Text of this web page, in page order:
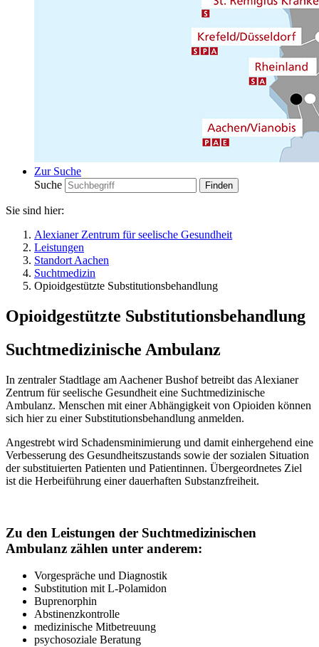
Zur Suche
Suche
Sie sind hier:
Alexianer Zentrum für seelische Gesundheit
Leistungen
Standort Aachen
Suchtmedizin
Opioidgestützte Substitutionsbehandlung
Opioidgestützte Substitutionsbehandlung
Suchtmedizinische Ambulanz
In zentraler Stadtlage am Aachener Bushof betreibt das Alexianer
Zentrum für seelische Gesundheit eine Suchtmedizinische
Ambulanz. Menschen mit einer Abhängigkeit von Opioiden können
sich hier zu einer Substitutionsbehandlung anmelden.
Angestrebt wird Schadensminimierung und damit einhergehend eine
Verbesserung des Gesundheitszustands sowie der sozialen Situation
der substituierten Patienten und Patientinnen. Übergeordnetes Ziel
ist die Herbeiführung einer dauerhaften Substanzfreiheit.
Zu den Leistungen der Suchtmedizinischen
Ambulanz zählen unter anderem:
Vorgespräche und Diagnostik
Substitution mit L-Polamidon
Buprenorphin
Abstinenzkontrolle
medizinische Mitbetreuung
psychosoziale Beratung